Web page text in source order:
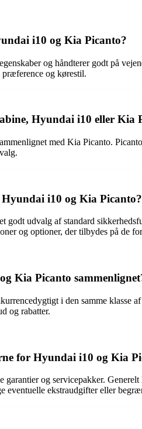
i10 og Kia Picanto?
og håndterer godt på
og kørestil.
Hyundai i10 eller Kia
med Kia Picanto.
i10 og Kia Picanto?
udvalg af standard
og optioner, der tilbydes på de
Kia Picanto
i den samme klasse
og rabatter.
for Hyundai i10 og Kia
og servicepakker.
eventuelle ekstraudgifter eller